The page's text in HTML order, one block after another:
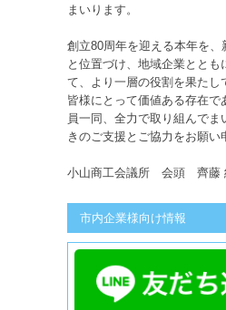
まいります。
創立80周年を迎える本年を、
と位置づけ、地域企業ととも
て、より一層の役割を果たし
皆様にとって価値ある存在で
員一同、全力で取り組んでま
きのご支援とご協力をお願い
小山商工会議所 会頭 齊藤
市内企業様向け情報